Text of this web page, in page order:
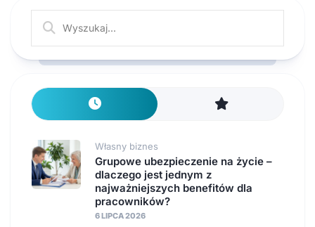
Własny biznes
Grupowe ubezpieczenie na życie –
dlaczego jest jednym z
najważniejszych benefitów dla
pracowników?
6 LIPCA 2026